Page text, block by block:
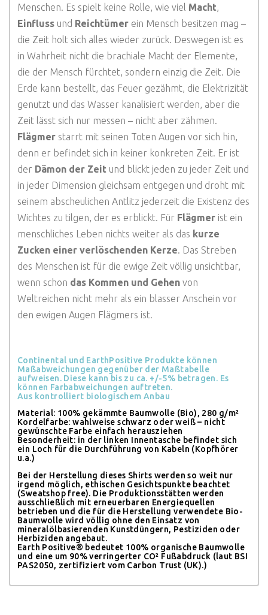
Menschen. Es spielt keine Rolle, wie viel Macht
Einfluss und Reichtümer ein Mensch besitzen mag –
die Zeit holt sich alles wieder zurück. Deswegen ist es
in Wahrheit nicht die brachiale Macht der Elemente,
die der Mensch fürchtet, sondern einzig die Zeit. Die
Erde kann bestellt, das Feuer gezähmt, die Elektrizität
genutzt und das Wasser kanalisiert werden, aber die
Zeit lässt sich nur messen – nicht aber zähmen.
Flägmer starrt mit seinen Toten Augen vor sich hin,
denn er befindet sich in keiner konkreten Zeit. Er ist
der Dämon der Zeit und blickt jeden zu jeder Zeit und
in jeder Dimension gleichsam entgegen und droht mit
seinem abscheulichen Antlitz jederzeit die Existenz des
Wichtes zu tilgen, der es erblickt. Für Flägmer ist ein
menschliches Leben nichts weiter als das kurze
Zucken einer verlöschenden Kerze . Das Streben
des Menschen ist für die ewige Zeit völlig unsichtbar,
wenn schon das Kommen und Gehen von
Weltreichen nicht mehr als ein blasser Anschein vor
den ewigen Augen Flägmers ist.
Continental und EarthPositive Produkte können
Maßabweichungen gegenüber der Maßtabelle
aufweisen. Diese kann bis zu ca. +/-5% betragen. Es
können Farbabweichungen auftreten.
Aus kontrolliert biologischem Anbau
Material: 100% gekämmte Baumwolle (Bio), 280 g/m²
Kordelfarbe: wahlweise schwarz oder weiß – nicht
gewünschte Farbe einfach herausziehen
Besonderheit: in der linken Innentasche befindet sich
ein Loch für die Durchführung von Kabeln (Kopfhörer
u.a.)
Bei der Herstellung dieses Shirts werden so weit nur
irgend möglich, ethischen Gesichtspunkte beachtet
(Sweatshop free). Die Produktionsstätten werden
ausschließlich mit erneuerbaren Energiequellen
betrieben und die für die Herstellung verwendete Bio-
Baumwolle wird völlig ohne den Einsatz von
mineralölbasierenden Kunstdüngern, Pestiziden oder
Herbiziden angebaut.
Earth Positive® bedeutet 100% organische Baumwolle
und eine um 90% verringerter CO² Fußabdruck (laut BSI
PAS2050, zertifiziert vom Carbon Trust (UK).)